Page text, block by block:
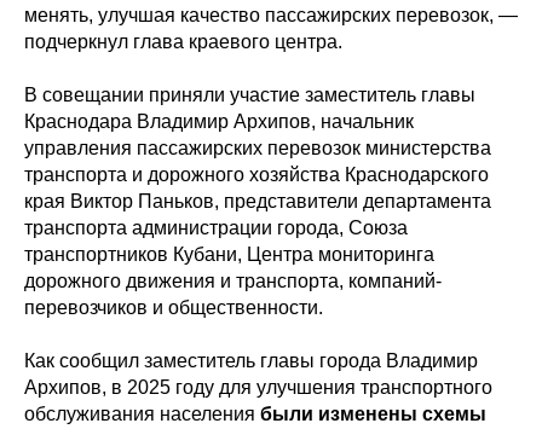
менять, улучшая качество пассажирских перевозок, —
подчеркнул глава краевого центра.
В совещании приняли участие заместитель главы
Краснодара Владимир Архипов, начальник
управления пассажирских перевозок министерства
транспорта и дорожного хозяйства Краснодарского
края Виктор Паньков, представители департамента
транспорта администрации города, Союза
транспортников Кубани, Центра мониторинга
дорожного движения и транспорта, компаний-
перевозчиков и общественности.
Как сообщил заместитель главы города Владимир
Архипов, в 2025 году для улучшения транспортного
обслуживания населения были изменены схемы